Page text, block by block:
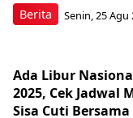
Berita Senin, 25 Agu
Ada Libur
2025, Cek Jadwal
Sisa Cuti